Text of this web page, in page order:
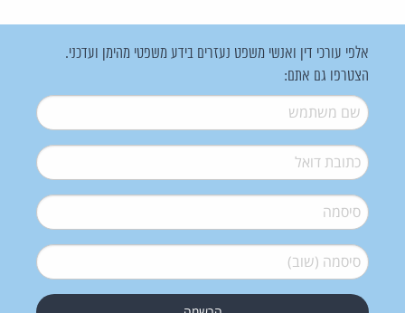
אלפי עורכי דין ואנשי משפט נעזרים בידע משפטי מהימן ועדכני.
הצטרפו גם אתם:
שם משתמש*
דואל*
סיסמה*
סיסמה (שוב)*